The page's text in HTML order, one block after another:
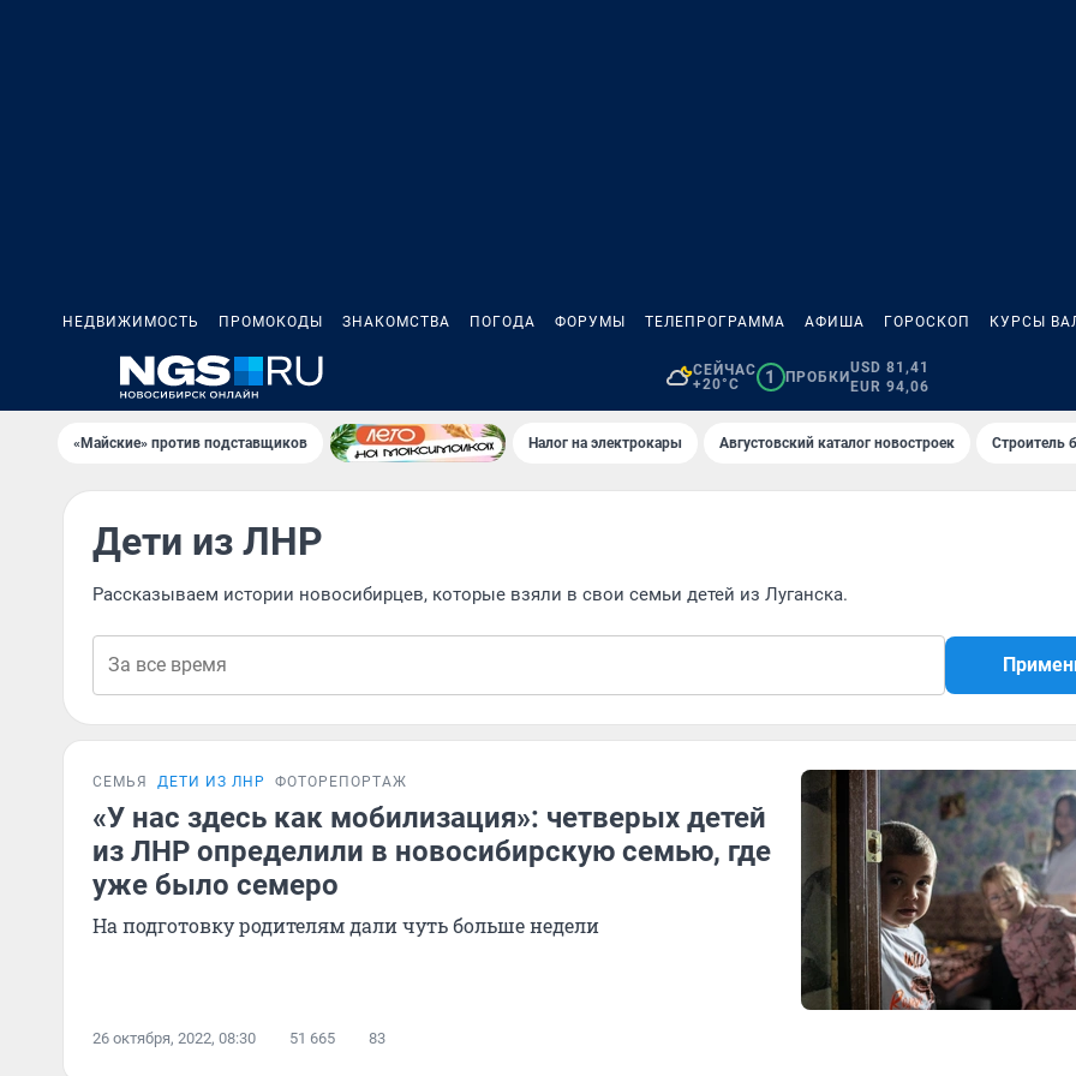
НЕДВИЖИМОСТЬ ПРОМОКОДЫ ЗНАКОМСТВА ПОГОДА ФОРУМЫ ТЕЛЕПРОГРАММА АФИША ГОРОСКОП КУРСЫ
СЕЙЧАС
+20°C
1 ПРОБКИ
USD 81,41
EUR 94,06
«Майские» против подставщиков Налог на электрокары Августовский каталог новостроек Строитель
Дети из ЛНР
Рассказываем истории новосибирцев, которые взяли в свои семьи детей из Луганска.
СЕМЬЯ ДЕТИ ИЗ ЛНР ФОТОРЕПОРТАЖ
«У нас здесь как мобилизация»: четверых детей
из ЛНР определили в новосибирскую семью, где
уже было семеро
На подготовку родителям дали чуть больше недели
26 октября, 2022, 08:30 51 665 83